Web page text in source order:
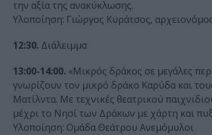
την αξία της ανακύκλωσης.
Υλοποίηση: Γιώργος Κυράτσος,
12:30. Διάλειμμα
13:00-14:00. «Μικρός δράκος σε μεγάλες
γνωρίζουν τον μικρό δράκο Καρύδα και
Ματίλντα. Με τεχνικές θεατρικού
μέχρι το Νησί των Δράκων με χάρτη και
Υλοποίηση: Ομάδα Θεάτρου Ανεμόμυλοι